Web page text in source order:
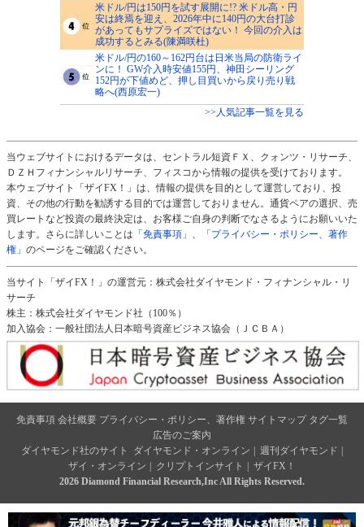
米ドル/円は150円を試す展開に!? 米ドル高・円
安は終焉を迎え、2026年中に140円の大台打診
があってもサプライズではない！ 今回の介入は
成功するとみる(陳満咲杜)
米ドル/円の160～162円台は日米当局の防衛ライ
ンに！ GW介入時安値155円、神田シーリング
152円が下値めど、押し目買いから戻り売り戦
略へ(西原宏一)
>>人気記事一覧を見る
当ウェブサイトにおけるデータは、セントラル短資ＦＸ、クォンツ・リサーチ、
ＤＺＨフィナンシャルリサーチ、フィスコから情報の提供を受けております。
本ウェブサイト「ザイFX！」は、情報の提供を目的として運営しており、投
資、その他の行動を勧誘する目的では運営しておりません。通貨ペアの選択、売
買レートなど投資の最終決定は、お客様ご自身の判断でなさるようにお願いいた
します。さらに詳しいことは 「免責事項」 、
「プライバシー・ポリシー、著作
権」 のページをご確認ください。
当サイト「ザイFX！」の運営元：株式会社ダイヤモンド・フィナンシャル・リ
サーチ
株主：株式会社ダイヤモンド社（100％）
加入協会：一般社団法人日本暗号資産ビジネス協会（ＪＣＢＡ）
免責事項 会社概要 プライバシー・ポリシー、著作権 サイトマップ タグ一覧
広告のご案内
ダイヤモンド社のサイト
ダイヤモンド・オンライン 週刊ダイヤモンド
ザイ・オンライン
クリプトインサイト
ザイFX！
2026 Diamond Financial Research,Inc All Rights Reserved.